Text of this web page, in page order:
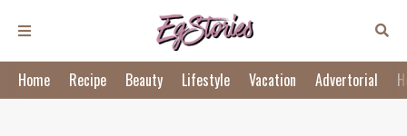
Home Recipe Beauty Lifestyle Vacation Advertorial